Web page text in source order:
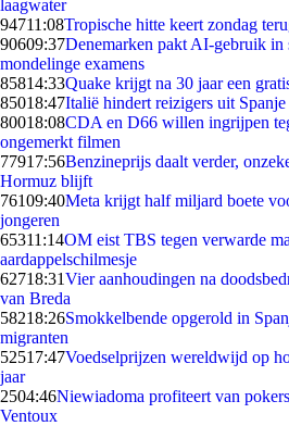
laagwater
94711:08Tropische hitte keert zondag
90609:37Denemarken pakt AI-gebruik in
mondelinge examens
85814:33Quake krijgt na 30 jaar een
85018:47Italië hindert reizigers uit
80018:08CDA en D66 willen ingrijpen
ongemerkt filmen
77917:56Benzineprijs daalt verder,
Hormuz blijft
76109:40Meta krijgt half miljard boete
jongeren
65311:14OM eist TBS tegen verwarde
aardappelschilmesje
62718:31Vier aanhoudingen na
van Breda
58218:26Smokkelbende opgerold in
migranten
52517:47Voedselprijzen wereldwijd op
jaar
2504:46Niewiadoma profiteert van
Ventoux